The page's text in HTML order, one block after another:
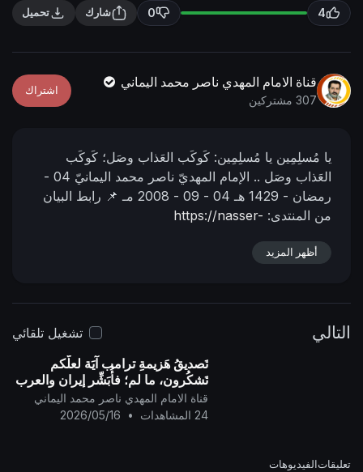
s
f
l
s
4
0 شارك تحميل
قناة الامام المهدي ناصر محمد اليماني
307 مشتركين
اشتراك
يا مُسلِمِين يا مُسلِمِين: كَوكَب العَذاب وصَل؛ كَوكَب
العَذاب وصَل .. الإمام المهديّ ناصر محمد اليمانيّ
04 -
رمضان - 1429 هـ
04 - 09 - 2008 مـ
📌 رابط البيان
من المنتدى: https://nasser-
الفيديو في اليوتيوب :
أظهر المزيد
التالي
تشغيل تلقائي
تَصديقُ هَزيمةِ ترامب آيَة لعلَّكم
تَشكُرون، ما لم؛ فأُبَشِّر إيران والعرب
وجميع شعوب البشر بِشَرِّ هلاكٍ
وعذابِ مُرور كوكب العذاب سَقَر..
قناة الامام المهدي ناصر محمد اليماني
24 المشاهدات
•
2026/05/16
تعليقات الفيديوهات